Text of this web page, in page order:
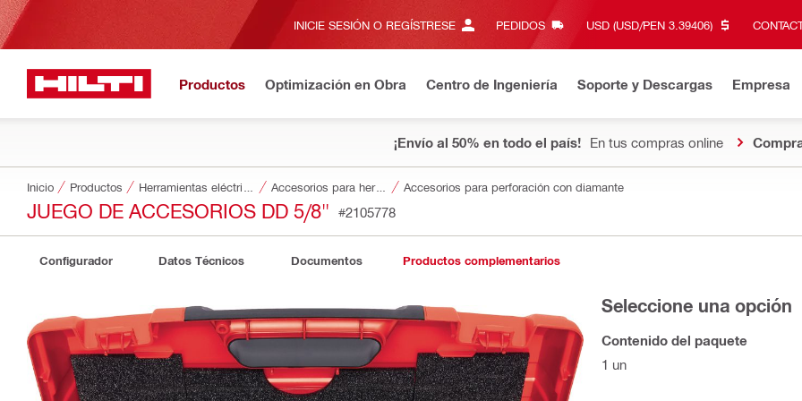
INICIE SESIÓN O REGÍSTRESE PEDIDOS USD (USD/PEN 3.39406)‎
Productos Optimización en Obra Centro de Ingeniería Soporte y Descargas Empresa
¡Envío al 50% en todo el país! En tus compras online
Inicio Productos Accesorios para herramientas Accesorios para perforación con diamante
JUEGO DE ACCESORIOS DD 5/8" #2105778
Configurador Datos Técnicos Documentos Productos complementarios
Seleccione una opción
Contenido del paquete
1 un